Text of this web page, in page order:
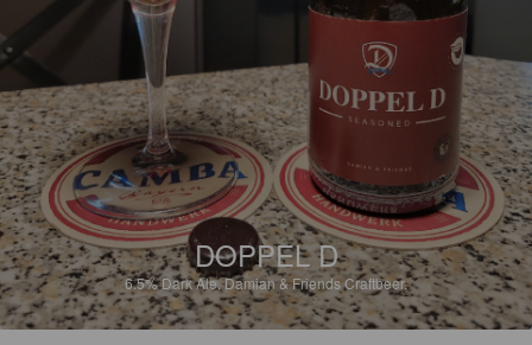
DOPPEL D
6.5%Dark Ale.Damian & Friends Craftbeer.